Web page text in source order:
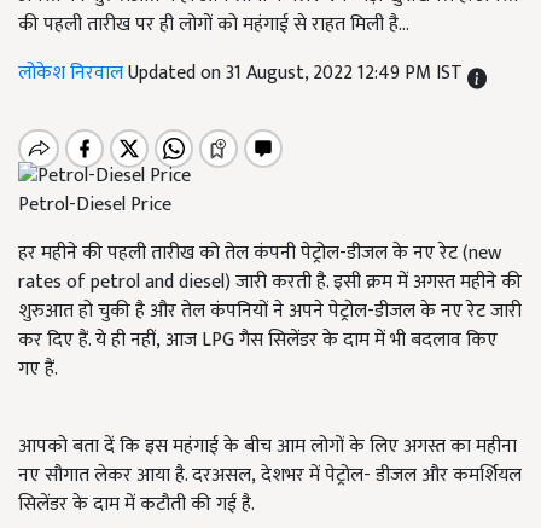
की पहली तारीख पर ही लोगों को महंगाई से राहत मिली है...
लोकेश निरवालUpdated on 31 August, 2022 12:49 PM IST
Petrol-Diesel Price
हर महीने की पहली तारीख को तेल कंपनी पेट्रोल-डीजल के नए रेट (new
rates of petrol and diesel) जारी करती है. इसी क्रम में अगस्त महीने की
शुरुआत हो चुकी है और तेल कंपनियों ने अपने पेट्रोल-डीजल के नए रेट जारी
कर दिए हैं. ये ही नहीं, आज LPG गैस सिलेंडर के दाम में भी बदलाव किए
गए हैं.
आपको बता दें कि इस महंगाई के बीच आम लोगों के लिए अगस्त का महीना
नए सौगात लेकर आया है. दरअसल, देशभर में पेट्रोल- डीजल और कमर्शियल
सिलेंडर के दाम में कटौती की गई है.